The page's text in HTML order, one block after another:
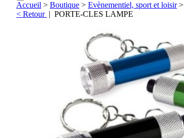
Accueil > Boutique > Evènementiel, sport et loisir>
< Retour | PORTE-CLES LAMPE